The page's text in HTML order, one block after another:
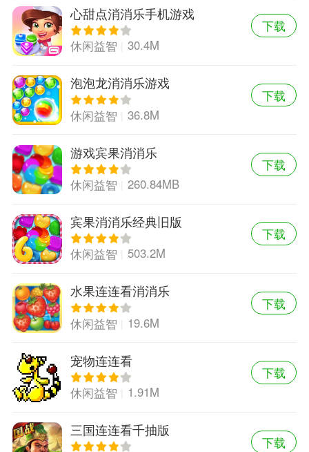
心甜点消消乐手机游戏
休闲益智 30.4M
下载
泡泡龙消消乐游戏
休闲益智 36.8M
下载
游戏宾果消消乐
休闲益智 260.84MB
下载
宾果消消乐经典旧版
休闲益智 503.2M
下载
水果连连看消消乐
休闲益智 19.6M
下载
宠物连连看
休闲益智 1.91M
下载
三国连连看千抽版
下载